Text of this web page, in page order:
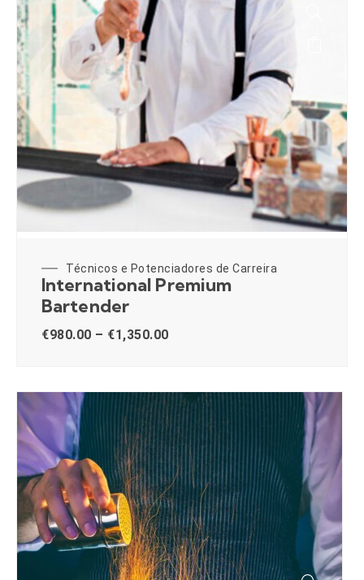
Técnicos e Potenciadores de Carreira
International Premium
Bartender
€980.00 – €1,350.00